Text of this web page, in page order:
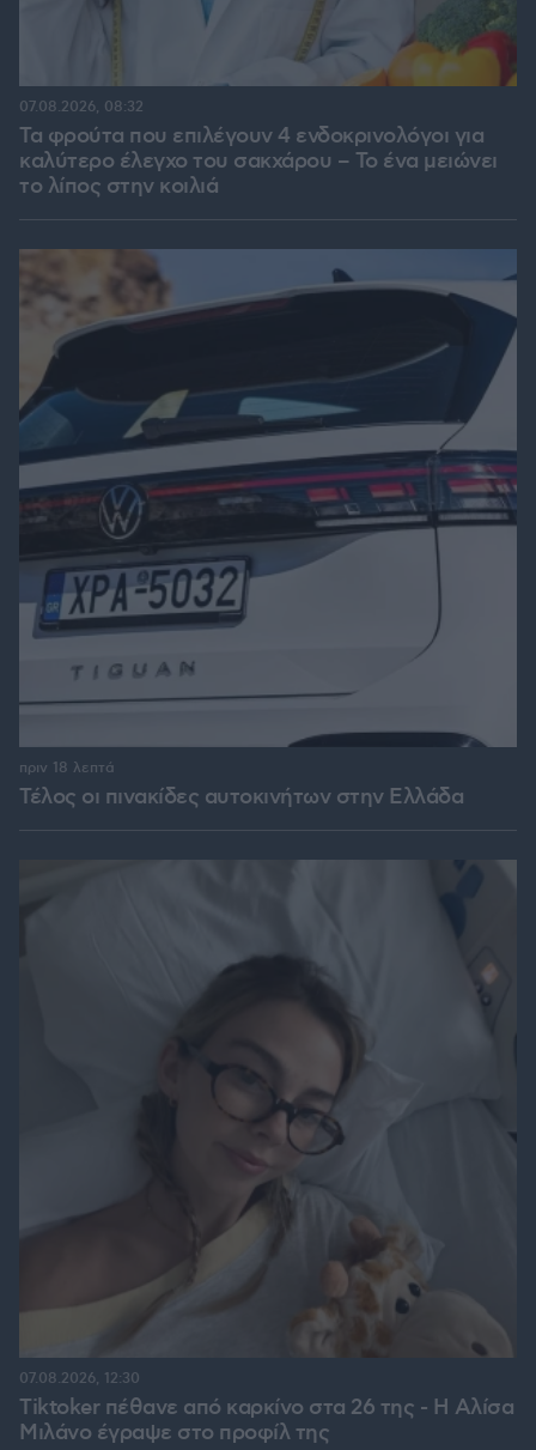
Τα φρούτα που επιλέγουν 4 ενδοκρινολόγοι για
καλύτερο έλεγχο του σακχάρου – Το ένα μειώνει
το λίπος στην κοιλιά
07.08.2026, 08:32
Τέλος οι πινακίδες αυτοκινήτων στην Ελλάδα
πριν 18 λεπτά
Tiktoker πέθανε από καρκίνο στα 26 της - Η Αλίσα
Μιλάνο έγραψε στο προφίλ της
07.08.2026, 12:30